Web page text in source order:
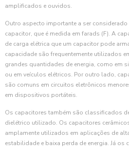
amplificados e ouvidos.
Outro aspecto importante a ser considerado
capacitor, que é medida em farads (F). A
de carga elétrica que um capacitor pode
capacidade são frequentemente utilizados
grandes quantidades de energia, como em
ou em veículos elétricos. Por outro lado,
são comuns em circuitos eletrônicos
em dispositivos portáteis.
Os capacitores também são classificados
dielétrico utilizado. Os capacitores
amplamente utilizados em aplicações de
estabilidade e baixa perda de energia. Já